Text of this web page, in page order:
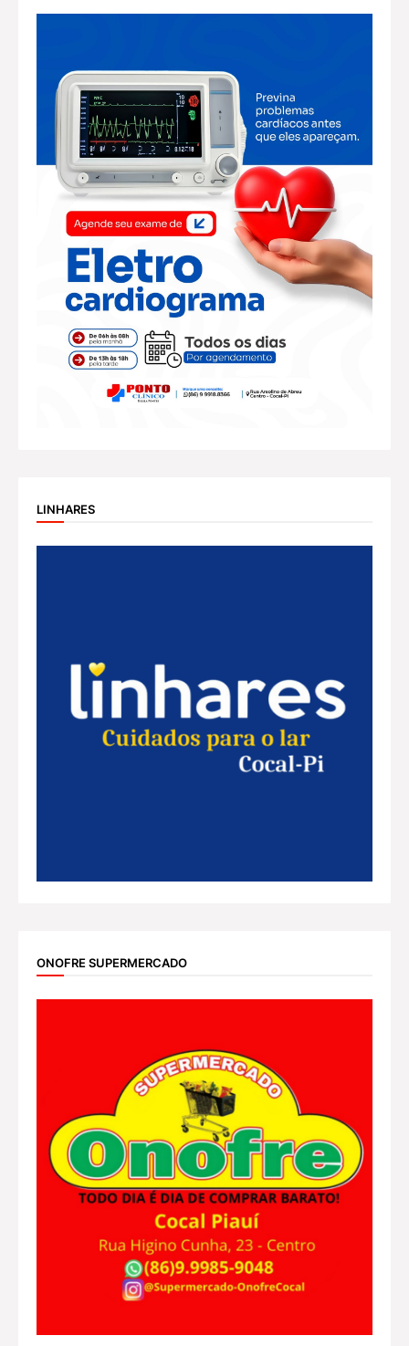
LINHARES
ONOFRE SUPERMERCADO